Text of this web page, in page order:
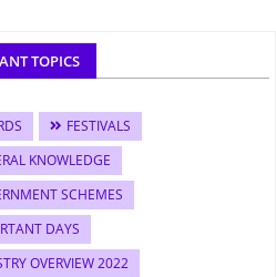
TOPICS
FESTIVALS
KNOWLEDGE
SCHEMES
DAYS
OVERVIEW 2022